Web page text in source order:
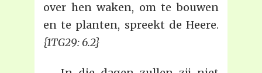
over hen waken, om te bouwen
en te planten, spreekt de Heere.
{1TG29: 6.2}